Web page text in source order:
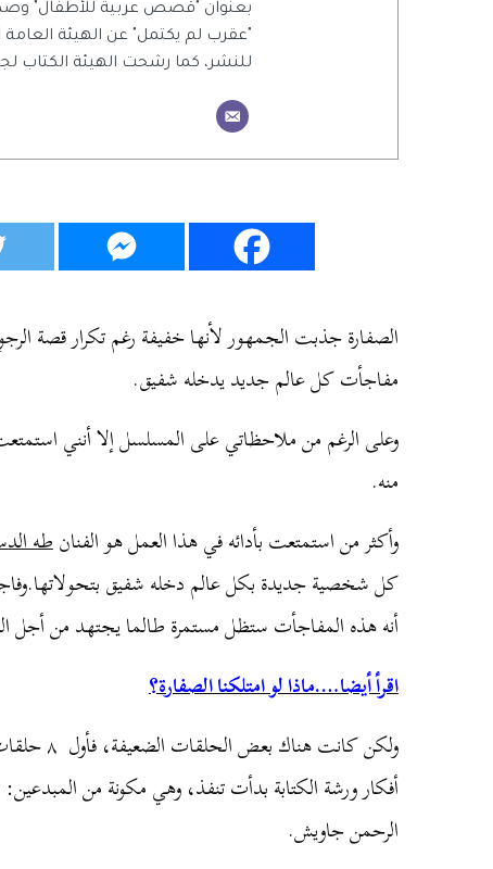
بعنوان "قصص عربية للأطفال"
"عقرب لم يكتمل" عن الهيئة
للنشر، كما رشحت الهيئة الكتاب
الصفارة جذبت الجمهور لأنها خفيفة رغم تكرار قصة
مفاجأت كل عالم جديد يدخله شفيق.
منه.
وأكثر من استمتعت بأدائه في هذا العمل هو الفنانطه
كل شخصية جديدة بكل عالم دخله شفيق
أنه هذه المفاجأت ستظل مستمرة طالما يجتهد من أجل
اقرأ أيضا….ماذا لو امتلكنا الصفارة؟
ولكن كانت
أفكار ورشة الكتابة بدأت تنفذ، وهي مكونة من
الرحمن جاويش.